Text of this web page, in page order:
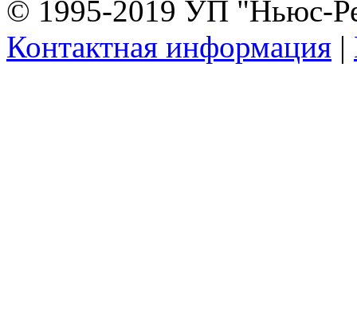
© 1995-2019 УП "Ньюс-
Контактная информация |